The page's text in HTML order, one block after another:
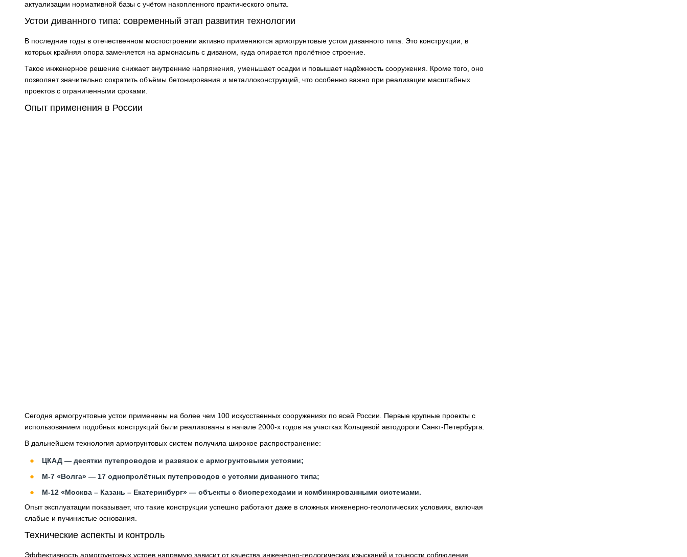
актуализации нормативной базы с учётом накопленного практического опыта.
Устои диванного типа: современный этап развития технологии
В последние годы в отечественном мостостроении активно применяются армогрунтовые устои диванного типа. Это конструкции, в
которых крайняя опора заменяется на армонасыпь с диваном, куда опирается пролётное строение.
Такое инженерное решение снижает внутренние напряжения, уменьшает осадки и повышает надёжность сооружения. Кроме того, оно
позволяет значительно сократить объёмы бетонирования и металлоконструкций, что особенно важно при реализации масштабных
проектов с ограниченными сроками.
Опыт применения в России
Сегодня армогрунтовые устои применены на более чем 100 искусственных сооружениях по всей России. Первые крупные проекты с
использованием подобных конструкций были реализованы в начале 2000-х годов на участках Кольцевой автодороги Санкт-Петербурга.
В дальнейшем технология армогрунтовых систем получила широкое распространение:
ЦКАД — десятки путепроводов и развязок с армогрунтовыми устоями;
М-7 «Волга» — 17 однопролётных путепроводов с устоями диванного типа;
М-12 «Москва – Казань – Екатеринбург» — объекты с биопереходами и комбинированными системами.
Опыт эксплуатации показывает, что такие конструкции успешно работают даже в сложных инженерно-геологических условиях, включая
слабые и пучинистые основания.
Технические аспекты и контроль
Эффективность армогрунтовых устоев напрямую зависит от качества инженерно-геологических изысканий и точности соблюдения